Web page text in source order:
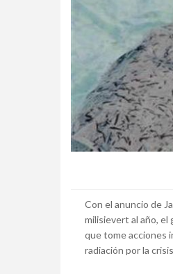
Con el anuncio de
milisievert al año,
que tome acciones
radiación por la